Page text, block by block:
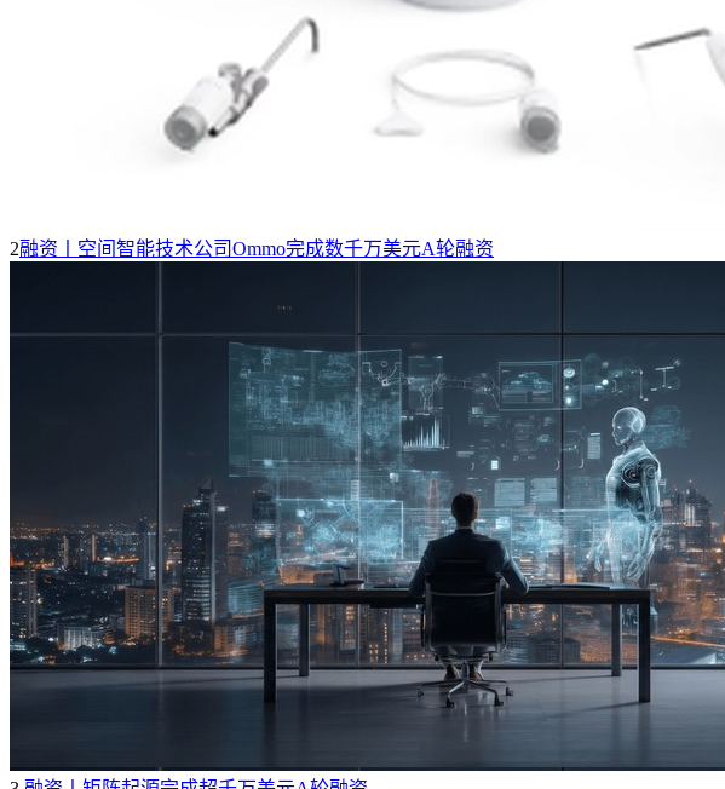
2融资丨空间智能技术公司Ommo完成数千万美元A轮融资